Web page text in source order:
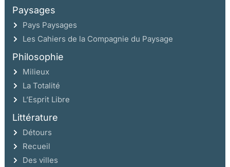
Paysages
Pays Paysages
Les Cahiers de la Compagnie du Paysage
Philosophie
Milieux
La Totalité
L’Esprit Libre
Littérature
Détours
Recueil
Des villes